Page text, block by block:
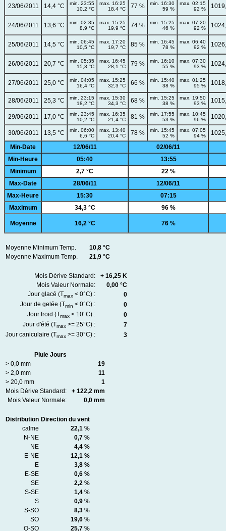
23/06/2011 14,4 °C
min. 23:55
10,2 °C
max. 16:25
18,4 °C
77 %
min. 16:30
59 %
max. 02:15
92 %
24/06/2011 13,6 °C
min. 02:35
8,9 °C
max. 15:25
19,9 °C
74 %
min. 15:25
46 %
max. 07:20
92 %
25/06/2011 14,5 °C
min. 06:45
10,5 °C
max. 17:20
19,7 °C
85 %
min. 16:45
78 %
max. 06:40
92 %
26/06/2011 20,7 °C
min. 05:35
15,3 °C
max. 16:45
28,1 °C
79 %
min. 16:10
55 %
max. 07:30
93 %
27/06/2011 25,0 °C
min. 04:05
16,4 °C
max. 15:25
32,3 °C
66 %
min. 15:40
38 %
max. 01:25
95 %
28/06/2011 25,3 °C
min. 23:15
18,2 °C
max. 15:30
34,3 °C
68 %
min. 15:25
38 %
max. 19:50
93 %
29/06/2011 17,0 °C
min. 23:45
10,2 °C
max. 16:35
21,4 °C
81 %
min. 17:55
53 %
max. 10:45
96 %
30/06/2011 13,5 °C
min. 06:00
6,6 °C
max. 13:40
20,4 °C
78 %
min. 15:45
52 %
max. 07:05
94 %
Min-Date
12/06/11
02/06/11
Min-Heure
05:40
13:55
Minimum
2,7 °C
22 %
Max-Date
28/06/11
12/06/11
Max-Heure
15:30
07:15
Maximum
34,3 °C 96 %
Moyenne 16,2 °C 76 %
Moyenne Minimum Temp.
10,8 °C
Moyenne Maximum Temp.
21,9 °C
Mois Dérive Standard:
+ 16,25 K
Mois Valeur Normale:
0,00 °C
Jour glacé (Tmax < 0°C) :
0
Jour de gelée (Tmin < 0°C) :
0
Jour froid (Tmax < 10°C) :
0
Jour d'été (Tmax >= 25°C) :
7
Jour caniculaire (Tmax >= 30°C) : 3
Pluie Jours
> 0,0 mm
19
> 2,0 mm
11
> 20,0 mm
1
Mois Dérive Standard:
+ 122,2 mm
Mois Valeur Normale:
0,0 mm
Distribution Direction du vent
calme
22,1 %
N-NE
0,7 %
NE
4,4 %
E-NE
12,1 %
E
3,8 %
E-SE
0,6 %
SE
2,2 %
S-SE
1,4 %
S
0,9 %
S-SO
8,3 %
SO
19,6 %
O-SO
25,7 %